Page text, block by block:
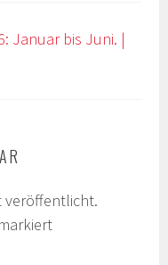
Januar bis Juni. |
veröffentlicht.
markiert